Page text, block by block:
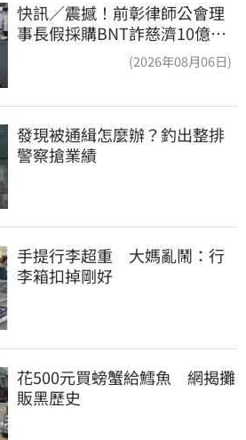
快訊／震撼！前彰律師公會理
事長假採購BNT詐慈濟10億、
洗錢囤232kg黃金(2026年08月06日)
發現被通緝怎麼辦？釣出整排
警察搶業績
手提行李超重　大媽亂鬧：行
李箱扣掉剛好
花500元買螃蟹給鱈魚　網揭攤
販黑歷史